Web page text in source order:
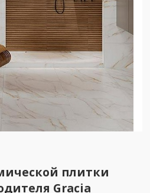
плитки
Gracia